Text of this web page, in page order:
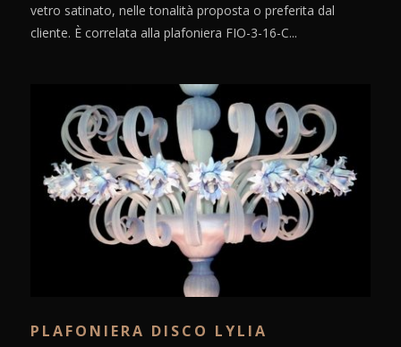
vetro satinato, nelle tonalità proposta o preferita dal
cliente. È correlata alla plafoniera FIO-3-16-C...
PLAFONIERA DISCO LYLIA